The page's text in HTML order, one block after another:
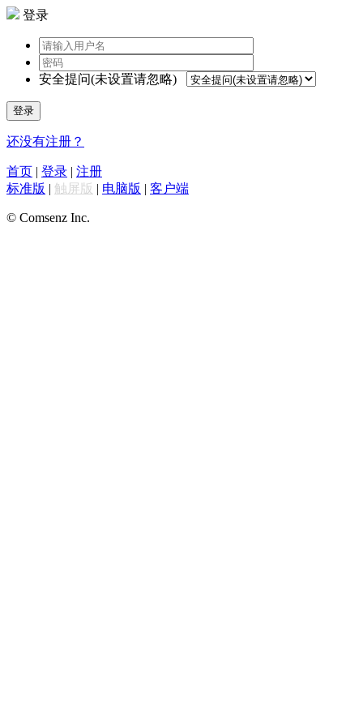
登录
安全提问(未设置请忽略)
登录
还没有注册？
首页 | 登录 | 注册
标准版 | 触屏版 | 电脑版 | 客户端
© Comsenz Inc.